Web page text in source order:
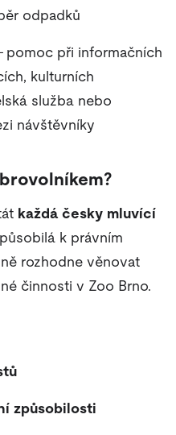
odpadků
pomoc při informačních
kulturních
služba nebo
návštěvníky
každá česky mluvící
k právním
rozhodne věnovat
činnosti v Zoo Brno.
způsobilosti